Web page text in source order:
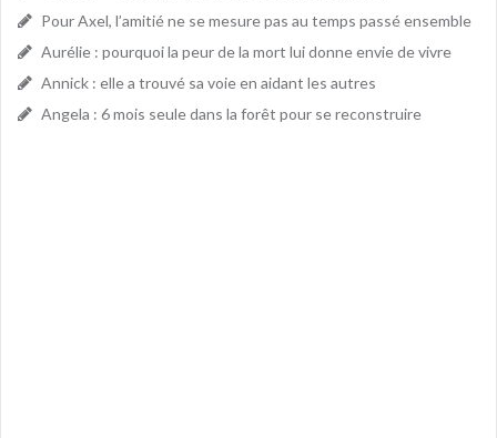
Pour Axel, l’amitié ne se mesure pas au temps passé ensemble
Aurélie : pourquoi la peur de la mort lui donne envie de vivre
Annick : elle a trouvé sa voie en aidant les autres
Angela : 6 mois seule dans la forêt pour se reconstruire